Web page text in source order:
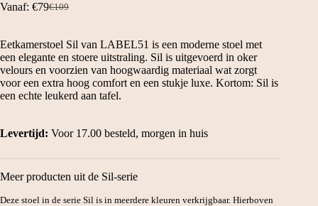
Vanaf:
€109
Oorspronkelijke
was:
€109.
€79Huidige
€79.
Eetkamerstoel Sil van LABEL51 is een moderne stoel met
een elegante en stoere uitstraling. Sil is uitgevoerd in oker
velours en voorzien van hoogwaardig materiaal wat zorgt
voor een extra hoog comfort en een stukje luxe. Kortom: Sil is
een echte leukerd aan tafel.
Levertijd: Voor 17.00 besteld, morgen in huis
Meer producten uit de Sil-serie
Deze stoel in de serie Sil is in meerdere kleuren verkrijgbaar. Hierboven